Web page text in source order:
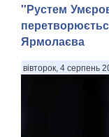
"Рустем
Ярмолаєва
вівторок, 4 серпень